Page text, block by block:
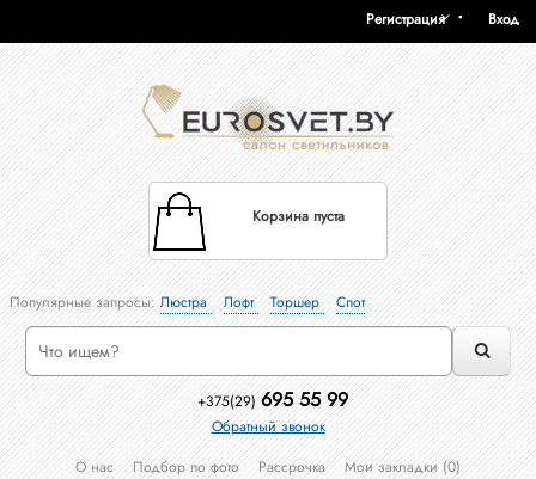
Вход
Регистрация
Корзина пуста
Популярные запросы:Люстра Лофт Торшер Спот
+375(29) 695 55 99
Обратный звонок
О нас
Подбор по фото Рассрочка Мои закладки (0)